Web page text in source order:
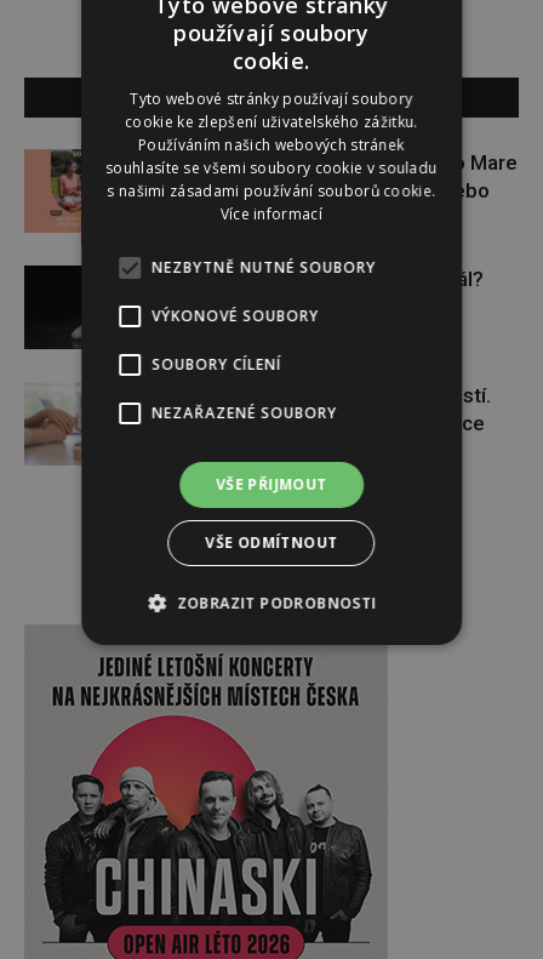
SOUVISEJÍCÍ ČLÁNKY
Zapojte se do letní soutěže s Rio Mare
a vyhrajte iWatch Series 11 nebo
jógamatku
Budou se vraždit malé děti dál?
Těhotenství není samozřejmostí.
Pomáhá asistovaná reprodukce
Reklama
používají soubory
cookie.
Tyto webové stránky používají soubory
cookie ke zlepšení uživatelského zážitku.
Používáním našich webových stránek
souhlasíte se všemi soubory cookie v souladu
s našimi zásadami používání souborů cookie.
Více informací
NEZBYTNĚ NUTNÉ SOUBORY
VÝKONOVÉ SOUBORY
SOUBORY CÍLENÍ
NEZAŘAZENÉ SOUBORY
VŠE PŘIJMOUT
VŠE ODMÍTNOUT
ZOBRAZIT PODROBNOSTI